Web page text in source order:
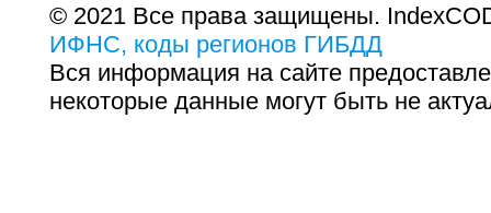
© 2021 Все права защищены.
ИФНС, коды регионов ГИБДД
Вся информация на сайте
некоторые данные могут быть не